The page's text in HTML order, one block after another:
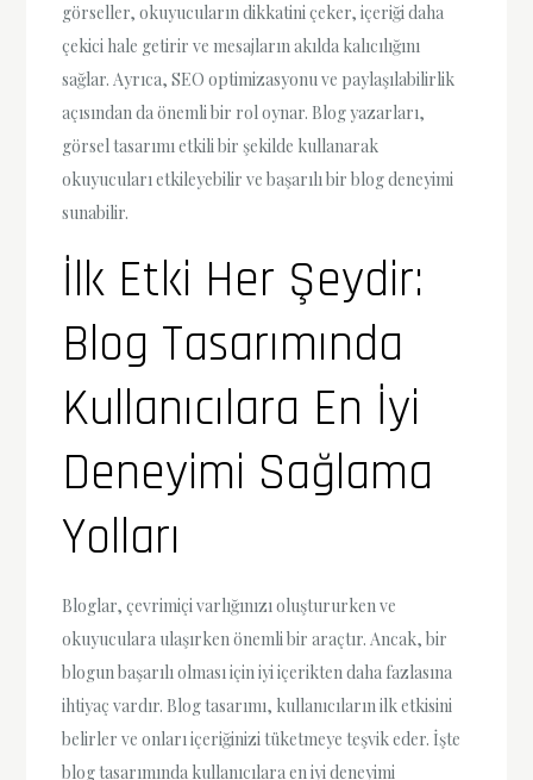
görseller, okuyucuların dikkatini çeker, içeriği daha
çekici hale getirir ve mesajların akılda kalıcılığını
sağlar. Ayrıca, SEO optimizasyonu ve paylaşılabilirlik
açısından da önemli bir rol oynar. Blog yazarları,
görsel tasarımı etkili bir şekilde kullanarak
okuyucuları etkileyebilir ve başarılı bir blog deneyimi
sunabilir.
İlk Etki Her Şeydir:
Blog Tasarımında
Kullanıcılara En İyi
Deneyimi Sağlama
Yolları
Bloglar, çevrimiçi varlığınızı oluştururken ve
okuyuculara ulaşırken önemli bir araçtır. Ancak, bir
blogun başarılı olması için iyi içerikten daha fazlasına
ihtiyaç vardır. Blog tasarımı, kullanıcıların ilk etkisini
belirler ve onları içeriğinizi tüketmeye teşvik eder. İşte
blog tasarımında kullanıcılara en iyi deneyimi